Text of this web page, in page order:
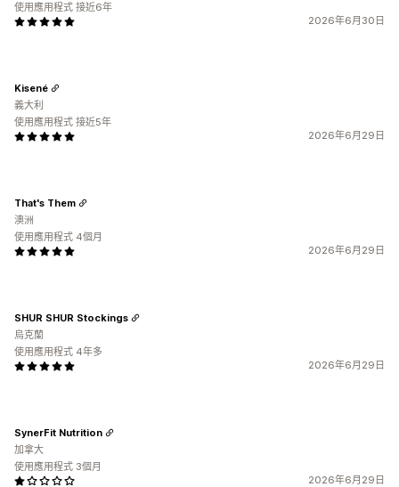
2026年6月30日
使用應用程式 接近6年
2026年6月29日
Kisené
義大利
使用應用程式 接近5年
2026年6月29日
That's Them
澳洲
使用應用程式 4個月
2026年6月29日
SHUR SHUR Stockings
烏克蘭
使用應用程式 4年多
2026年6月29日
SynerFit Nutrition
加拿大
使用應用程式 3個月